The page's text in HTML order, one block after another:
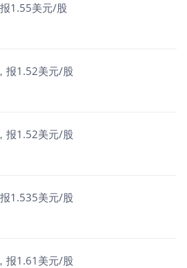
1.55美元/股
报1.52美元/股
报1.52美元/股
1.535美元/股
报1.61美元/股